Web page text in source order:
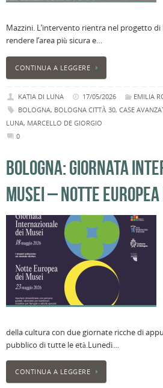
Mazzini. L’intervento rientra nel progetto
rendere l’area più sicura e…
CONTINUA A LEGGERE
KATIA DI LUNA 17/05/2026 EMILIA
BOLOGNA, BOLOGNA CITTÀ 30, CASE
LUNA, MARCELLO DE GIORGIO
0
BOLOGNA: GIORNATA
MUSEI – NOTTE
della cultura con due giornate ricche di
pubblico di tutte le età.Lunedì…
CONTINUA A LEGGERE